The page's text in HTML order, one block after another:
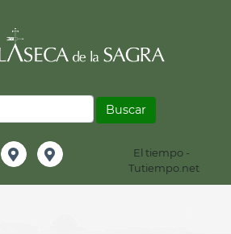
El tiempo -
Tutiempo.net